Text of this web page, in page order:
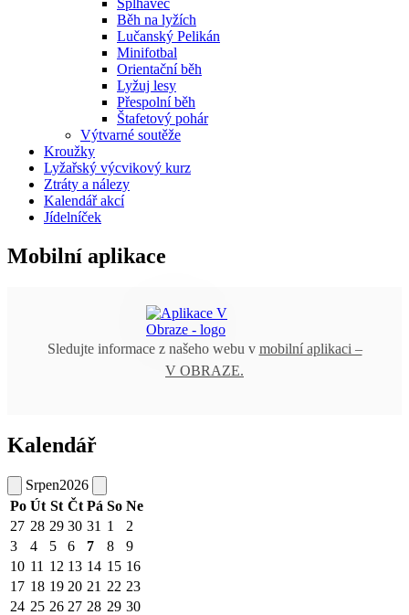
Šplhavec
Běh na lyžích
Lučanský Pelikán
Minifotbal
Orientační běh
Lyžuj lesy
Přespolní běh
Štafetový pohár
Výtvarné soutěže
Kroužky
Lyžařský výcvikový kurz
Ztráty a nálezy
Kalendář akcí
Jídelníček
Mobilní aplikace
Sledujte informace z našeho webu v mobilní aplikaci –
V OBRAZE.
Kalendář
Srpen2026
Po Út St Čt Pá So Ne
27 28 29 30 31 1
2
3
4 5 6 7 8
9
10 11 12 13 14 15 16
17 18 19 20 21 22 23
24 25 26 27 28 29 30